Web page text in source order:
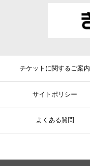
チケットに関するご案内
サイトポリシー
よくある質問